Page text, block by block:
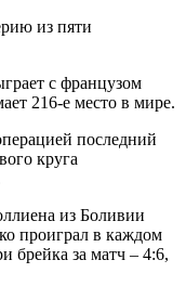
из пяти
с французом
216-е место в мире.
последний
круга
из Боливии
проиграл в каждом
брейка за матч – 4:6,